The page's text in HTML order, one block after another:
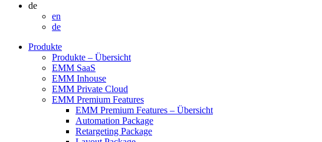
de
en
de
Produkte
Produkte – Übersicht
EMM SaaS
EMM Inhouse
EMM Private Cloud
EMM Premium Features
EMM Premium Features – Übersicht
Automation Package
Retargeting Package